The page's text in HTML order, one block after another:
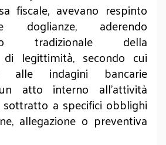
fiscale, avevano respinto
doglianze, aderendo
tradizionale della
di legittimità, secondo cui
alle indagini bancarie
atto interno all'attività
a specifici obblighi
allegazione o preventiva